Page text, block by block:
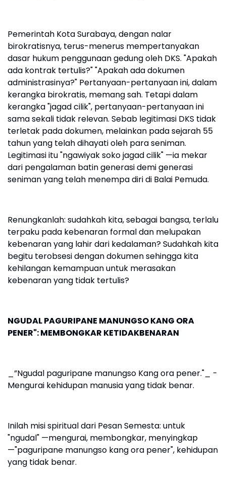
Pemerintah Kota Surabaya, dengan nalar
birokratisnya, terus-menerus mempertanyakan
dasar hukum penggunaan gedung oleh DKS. "Apakah
ada kontrak tertulis?" "Apakah ada dokumen
administrasinya?" Pertanyaan-pertanyaan ini, dalam
kerangka birokratis, memang sah. Tetapi dalam
kerangka "jagad cilik", pertanyaan-pertanyaan ini
sama sekali tidak relevan. Sebab legitimasi DKS tidak
terletak pada dokumen, melainkan pada sejarah 55
tahun yang telah dihayati oleh para seniman.
Legitimasi itu "ngawiyak soko jagad cilik" —ia mekar
dari pengalaman batin generasi demi generasi
seniman yang telah menempa diri di Balai Pemuda.
Renungkanlah: sudahkah kita, sebagai bangsa, terlalu
terpaku pada kebenaran formal dan melupakan
kebenaran yang lahir dari kedalaman? Sudahkah kita
begitu terobsesi dengan dokumen sehingga kita
kehilangan kemampuan untuk merasakan
kebenaran yang tidak tertulis?
NGUDAL PAGURIPANE MANUNGSO KANG ORA
PENER": MEMBONGKAR KETIDAKBENARAN
_”Ngudal paguripane manungso Kang ora pener."_ -
Mengurai kehidupan manusia yang tidak benar.
Inilah misi spiritual dari Pesan Semesta: untuk
"ngudal" —mengurai, membongkar, menyingkap
—"paguripane manungso kang ora pener", kehidupan
yang tidak benar.